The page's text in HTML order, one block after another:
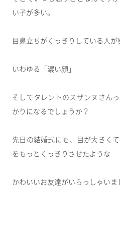
い子が多い。
目鼻立ちがくっきりしている人が
いわゆる「濃い顔」
そしてタレントのスザンヌさん
かりになるでしょうか？
先日の結婚式にも、目が大きく
をもっとくっきりさせたような
かわいいお友達がいらっしゃいま